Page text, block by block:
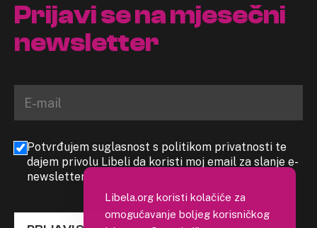
Prijavi se na mjesečni
newsletter
Potvrđujem suglasnost s politikom privatnosti te
dajem privolu Libeli da koristi moj email za slanje e-
newslettera
Libela.org koristi kolačiće za
omogućavanje boljeg korisničkog